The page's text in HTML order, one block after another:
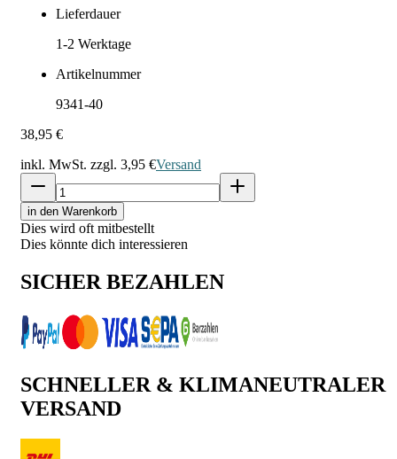
Lieferdauer
1-2 Werktage
Artikelnummer
9341-40
38,95 €
inkl. MwSt. zzgl. 3,95 €Versand
in den Warenkorb
Dies wird oft mitbestellt
Dies könnte dich interessieren
SICHER BEZAHLEN
SCHNELLER & KLIMANEUTRALER
VERSAND